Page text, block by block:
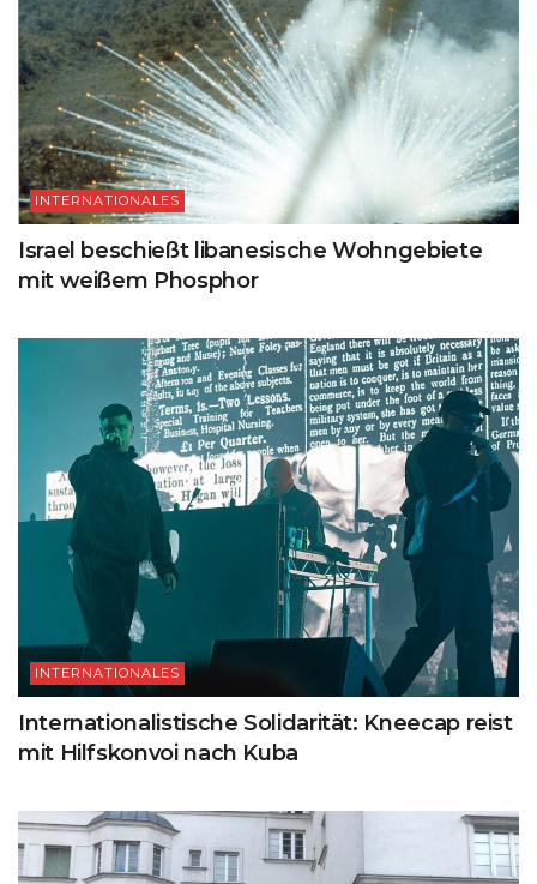
INTERNATIONALES
Israel beschießt libanesische Wohngebiete
mit weißem Phosphor
INTERNATIONALES
Internationalistische Solidarität: Kneecap reist
mit Hilfskonvoi nach Kuba